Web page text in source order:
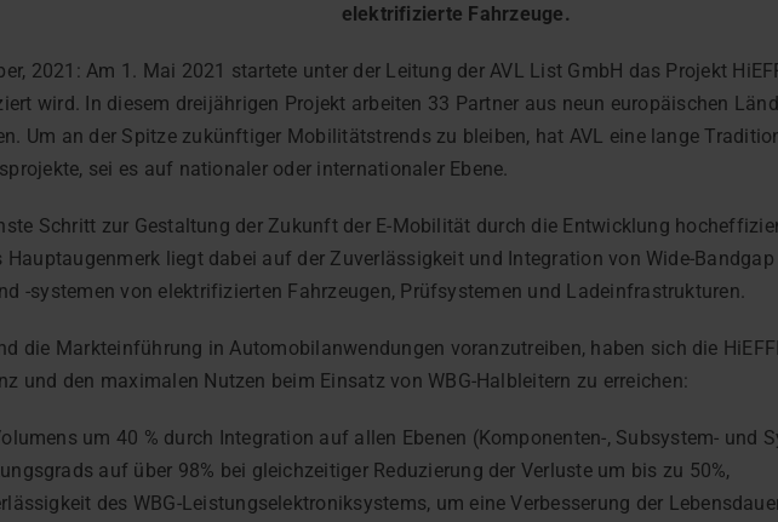
elektrifizierte Fahrzeuge.
2021: Am 1. Mai 2021 startete unter der Leitung der AVL List GmbH das Projekt
wird. In diesem dreijährigen Projekt arbeiten 33 Partner aus neun europäischen
Um an der Spitze zukünftiger Mobilitätstrends zu bleiben, hat AVL eine lange
sei es auf nationaler oder internationaler Ebene.
Schritt zur Gestaltung der Zukunft der E-Mobilität durch die Entwicklung
liegt dabei auf der Zuverlässigkeit und Integration von Wide-
-systemen von elektrifizierten Fahrzeugen, Prüfsystemen und Ladeinfrastrukturen.
die Markteinführung in Automobilanwendungen voranzutreiben, haben sich die
und den maximalen Nutzen beim Einsatz von WBG-Halbleitern zu erreichen:
um 40 % durch Integration auf allen Ebenen (Komponenten-, Subsystem- und
auf über 98% bei gleichzeitiger Reduzierung der Verluste um bis zu 50%,
des WBG-Leistungselektroniksystems, um eine Verbesserung der